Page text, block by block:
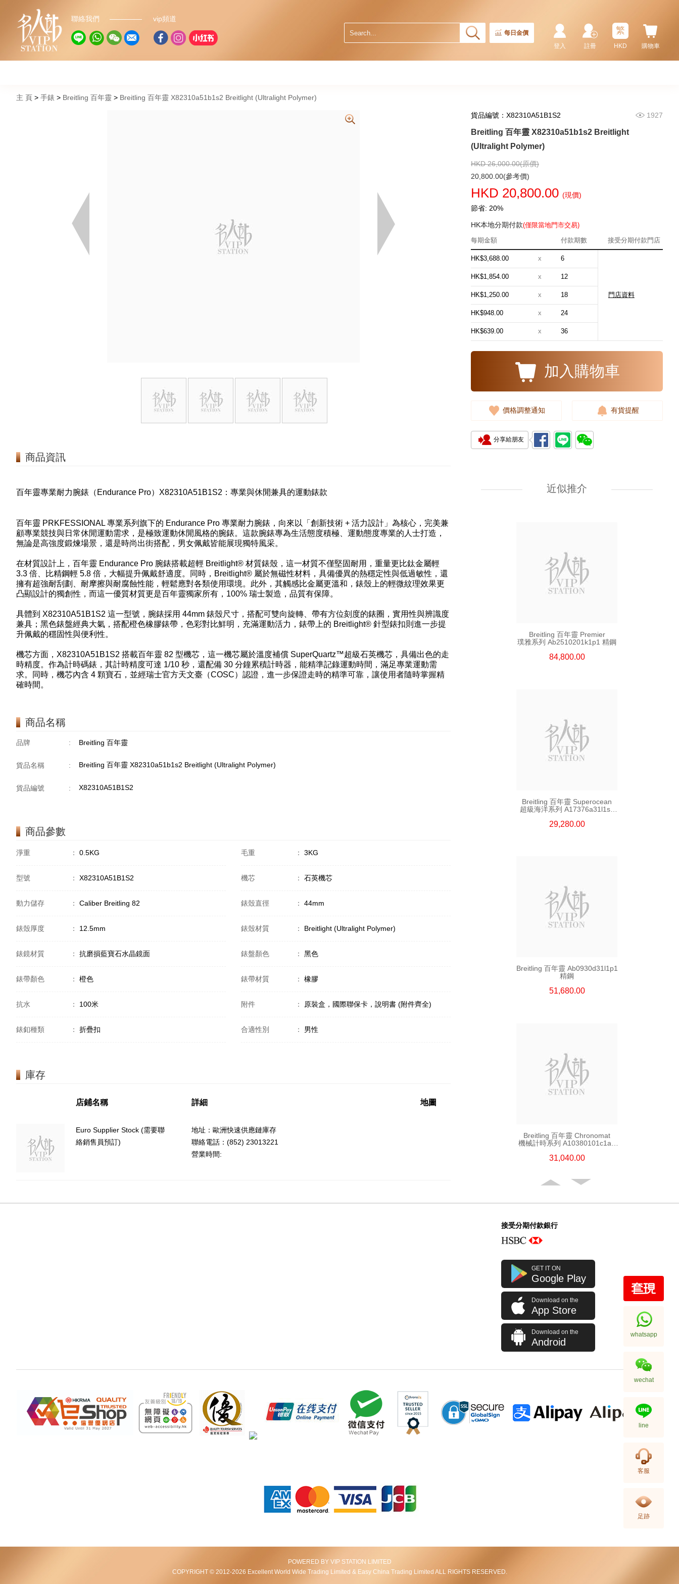
聯絡我們 vip頻道
每日金價
購物車
繁
HKD
註冊
登入
主 頁 手錶 Breitling 百年靈 Breitling 百年靈 X82310a51b1s2 Breitlight (Ultralight Polymer)
商品資訊
百年靈專業耐力腕錶（Endurance Pro）X82310A51B1S2：專業與休閒兼具的運動錶款
百年靈 PRKFESSIONAL 專業系列旗下的 Endurance Pro 專業耐力腕錶，向來以「創新技術 + 活力設計」為核心，完美兼
顧專業競技與日常休閒運動需求，是極致運動休閒風格的腕錶。這款腕錶專為生活態度積極、運動態度專業的人士打造，
無論是高強度鍛煉場景，還是時尚出街搭配，男女佩戴皆能展現獨特風采。
在材質設計上，百年靈 Endurance Pro 腕錶搭載超輕 Breitlight® 材質錶殼，這一材質不僅堅固耐用，重量更比鈦金屬輕
3.3 倍、比精鋼輕 5.8 倍，大幅提升佩戴舒適度。同時，Breitlight® 屬於無磁性材料，具備優異的熱穩定性與低過敏性，還
擁有超強耐刮劃、耐摩擦與耐腐蝕性能，輕鬆應對各類使用環境。此外，其觸感比金屬更溫和，錶殼上的輕微紋理效果更
凸顯設計的獨創性，而這一優質材質更是百年靈獨家所有，100% 瑞士製造，品質有保障。
具體到 X82310A51B1S2 這一型號，腕錶採用 44mm 錶殼尺寸，搭配可雙向旋轉、帶有方位刻度的錶圈，實用性與辨識度
兼具；黑色錶盤經典大氣，搭配橙色橡膠錶帶，色彩對比鮮明，充滿運動活力，錶帶上的 Breitlight® 針型錶扣則進一步提
升佩戴的穩固性與便利性。
機芯方面，X82310A51B1S2 搭載百年靈 82 型機芯，這一機芯屬於溫度補償 SuperQuartz™超級石英機芯，具備出色的走
時精度。作為計時碼錶，其計時精度可達 1/10 秒，還配備 30 分鐘累積計時器，能精準記錄運動時間，滿足專業運動需
求。同時，機芯內含 4 顆寶石，並經瑞士官方天文臺（COSC）認證，進一步保證走時的精準可靠，讓使用者隨時掌握精
確時間。
商品名稱
品牌 : Breitling 百年靈
貨品名稱 : Breitling 百年靈 X82310a51b1s2 Breitlight (Ultralight Polymer)
貨品編號 : X82310A51B1S2
商品參數
淨重 ： 0.5KG 毛重 ： 3KG
型號 ： X82310A51B1S2 機芯 ： 石英機芯
動力儲存 ： Caliber Breitling 82 錶殼直徑 ： 44mm
錶殼厚度 ： 12.5mm 錶殼材質 ： Breitlight (Ultralight Polymer)
錶鏡材質 ： 抗磨損藍寶石水晶鏡面 錶盤顏色 ： 黑色
錶帶顏色 ： 橙色 錶帶材質 ： 橡膠
抗水 ： 100米 附件 ： 原裝盒，國際聯保卡，說明書 (附件齊全)
錶釦種類 ： 折疊扣 合適性別 ： 男性
庫存
店鋪名稱 詳細 地圖
Euro Supplier Stock (需要聯
絡銷售員預訂)
地址：歐洲快速供應鏈庫存
聯絡電話：(852) 23013221
營業時間:
貨品編號：X82310A51B1S2 1927
Breitling 百年靈 X82310a51b1s2 Breitlight
(Ultralight Polymer)
HKD 26,000.00(原價)
20,800.00(參考價)
HKD 20,800.00 (現價)
節省: 20%
HK本地分期付款(僅限當地門市交易)
每期金額
付款期數 接受分期付款門店
HK$3,688.00 x 6
門店資料
HK$1,854.00 x 12
HK$1,250.00 x 18
HK$948.00 x 24
HK$639.00 x 36
加入購物車
價格調整通知 有貨提醒
分享給朋友
近似推介
Breitling 百年靈 Premier
璞雅系列 Ab1510171c1p1 精鋼
Breitling 百年靈 Chronomat
精鋼
49,200.00
精鋼
30,480.00
Breitling 百年靈 Premier
璞雅系列 Ab2510201k1p1 精鋼
84,800.00
Breitling 百年靈 Superocean
超級海洋系列 A17376a31l1s1
29,280.00
Breitling 百年靈 Ab0930d31l1p1
精鋼
51,680.00
Breitling 百年靈 Chronomat
機械計時系列 A10380101c1a1
31,040.00
Breitling 百年靈 Chronomat
機械計時系列 Ab0136161c1s1
57,200.00
接受分期付款銀行
GET IT ON
Google Play
Download on the
App Store
Download on the
Android
POWERED BY VIP STATION LIMITED
COPYRIGHT © 2012-2026 Excellent World Wide Trading Limited & Easy China Trading Limited ALL RIGHTS RESERVED.
whatsapp
wechat
line
客服
足跡